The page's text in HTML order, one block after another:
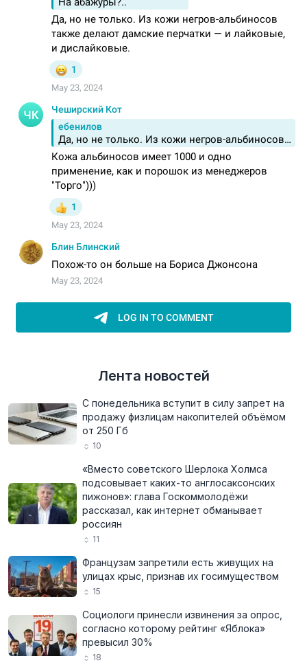
Лента новостей
С понедельника вступит в силу запрет на
продажу физлицам накопителей объёмом
от 250 Гб
10
«Вместо советского Шерлока Холмса
подсовывает каких-то англосаксонских
пижонов»: глава Госкоммолодёжи
рассказал, как интернет обманывает
россиян
11
Французам запретили есть живущих на
улицах крыс, признав их госимуществом
15
Социологи принесли извинения за опрос,
согласно которому рейтинг «Яблока»
превысил 30%
18